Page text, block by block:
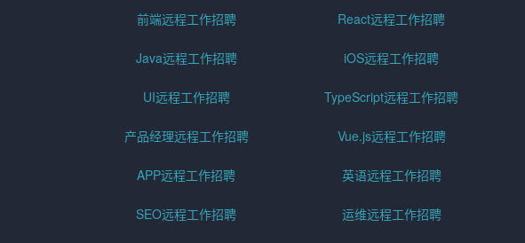
前端远程工作招聘 React远程工作招聘
Java远程工作招聘 iOS远程工作招聘
UI远程工作招聘 TypeScript远程工作招聘
产品经理远程工作招聘 Vue.js远程工作招聘
APP远程工作招聘 英语远程工作招聘
SEO远程工作招聘 运维远程工作招聘